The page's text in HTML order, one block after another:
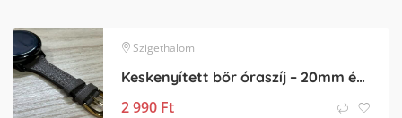
Szigethalom
Keskenyített bőr óraszíj – 20mm és 22mm méretben
2 990 Ft